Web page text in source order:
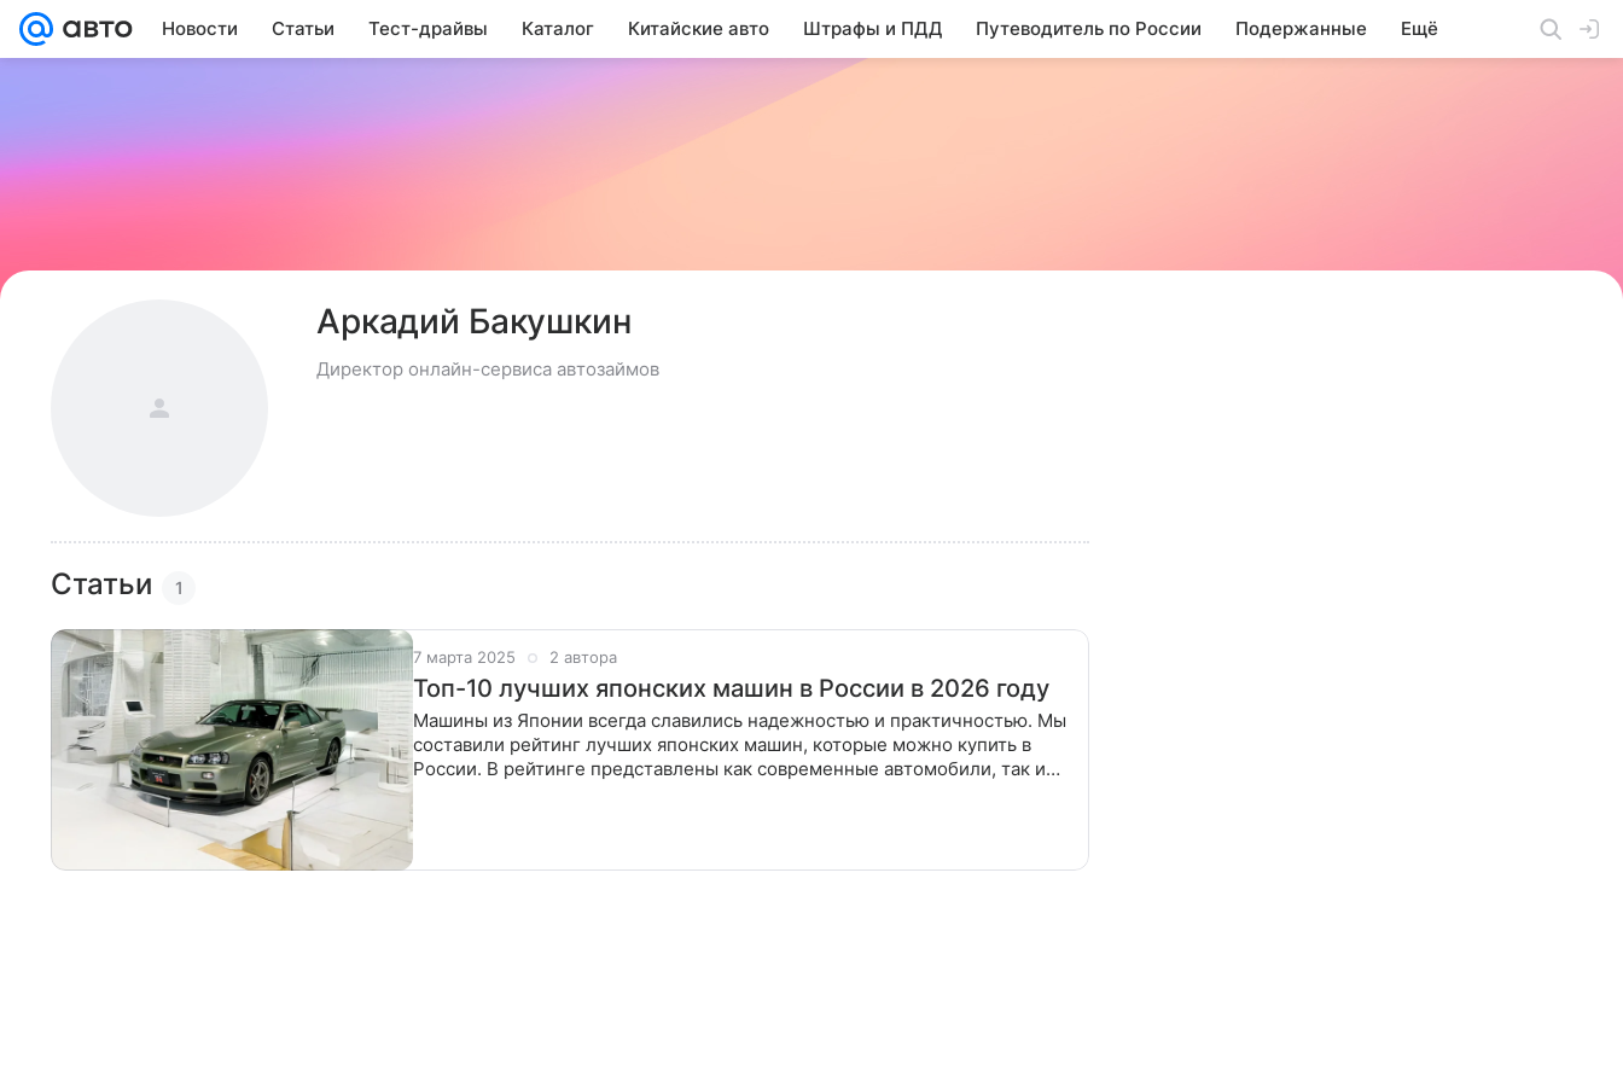
Новости Статьи Тест-драйвы Каталог Китайские авто Штрафы и ПДД Путеводитель по России Подержанные Ещё
Аркадий Бакушкин
Директор онлайн-сервиса автозаймов
Статьи 1
7 марта 2025 2 автора
Топ-10 лучших японских машин в России в 2026 году
Машины из Японии всегда славились надежностью и практичностью. Мы
составили рейтинг лучших японских машин, которые можно купить в
России. В рейтинге представлены как современные автомобили, так и